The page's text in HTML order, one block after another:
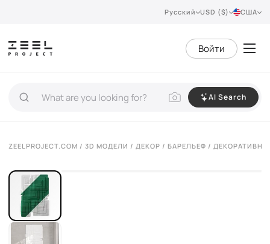
Русский USD ($) США
Войти
AI Search
ZEELPROJECT.COM / 3D МОДЕЛИ / ДЕКОР / БАРЕЛЬЕФ /
VIEW 360°